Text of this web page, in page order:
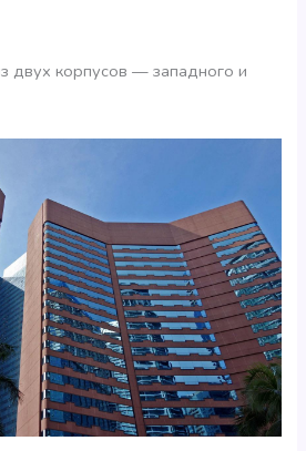
двух корпусов — западного и